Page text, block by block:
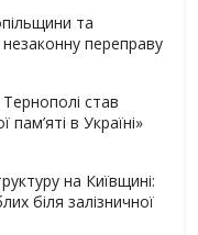
та
переправу
став
в Україні»
на Київщині:
біля залізничної